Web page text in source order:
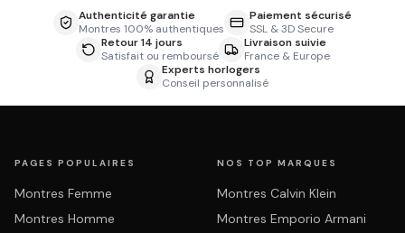
Authenticité garantie
Montres 100% authentiques
Paiement sécurisé
SSL & 3D Secure
Retour 14 jours
Satisfait ou remboursé
Livraison suivie
France & Europe
Experts horlogers
Conseil personnalisé
PAGES POPULAIRES
Montres Femme
Montres Homme
NOS TOP MARQUES
Montres Calvin Klein
Montres Emporio Armani